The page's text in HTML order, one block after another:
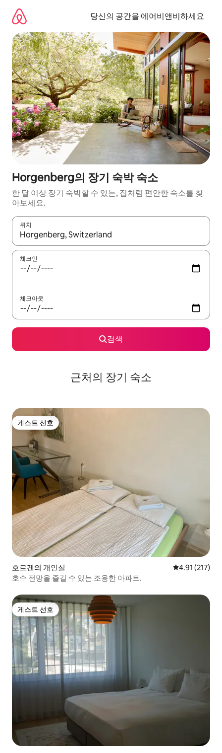
당신의 공간을 에어비앤비하세요
Horgenberg의 장기 숙박 숙소
한 달 이상 장기 숙박할 수 있는, 집처럼 편안한 숙소를 찾
아보세요.
위치
결과가 나오면 위·아래 화살표 키를 사용하거나 터치 또는 스와이
체크인
체크아웃
검색
근처의 장기 숙소
게스트 선호
게스트 선호
호르겐의 개인실 평점 4.91점(5
4.91 (217)
호수 전망을 즐길 수 있는 조용한 아파트.
게스트 선호
게스트 선호